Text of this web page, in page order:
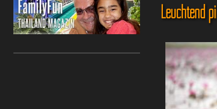
Leuchtend